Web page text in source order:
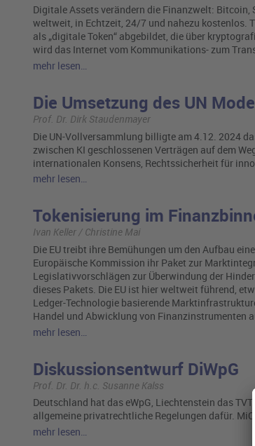
Digitale Assets verändern die Finanzwelt:
weltweit, in Echtzeit, 24/7 und nahezu kostenlos.
als „digitale Token“ abgebildet, die über
wird das Internet vom Kommunikations- zum
mehr lesen…
Die Umsetzung des UN
Prof. Dr. Dirk Staudenmayer
Die UN-Vollversammlung billigte am 4.12. 2024
zwischen KI geschlossenen Verträgen auf dem
internationalen Konsens, Rechtssicherheit für
mehr lesen…
Tokenisierung im
Ivan Keller / Christine Mai
Die EU treibt ihre Bemühungen um den Aufbau
Europäische Kommission ihr Paket zur
Legislativvorschlägen zur Überwindung der
dieses Pakets. Die EU ist hier weltweit führend,
Ledger-Technologie basierende
Handel und Abwicklung von Finanzinstrumenten
mehr lesen…
Diskussionsentwurf DiWpG
Prof. Dr. Dr. h.c. Susanne Kalss
Deutschland hat das eWpG, Liechtenstein das
allgemeine privatrechtliche Regelungen dafür.
mehr lesen…